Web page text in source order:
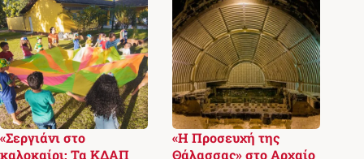
«Σεργιάνι στο
καλοκαίρι: Τα ΚΔΑΠ
«Η Προσευχή της
Θάλασσας» στο Αρχαίο